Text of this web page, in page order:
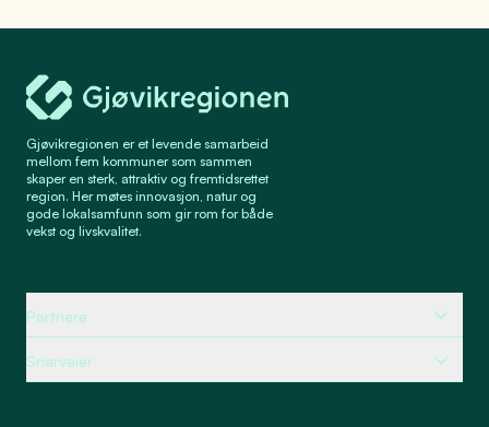
Gjøvikregionen Utvikling
Gjøvikregionen er et levende samarbeid
mellom fem kommuner som sammen
skaper en sterk, attraktiv og fremtidsrettet
region. Her møtes innovasjon, natur og
gode lokalsamfunn som gir rom for både
vekst og livskvalitet.
Partnere
Snarveier